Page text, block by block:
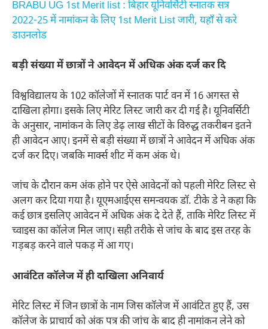
BRABU UG 1st Merit list : बिहार यूनिवर्सिटी स्नातक सत्र
2022-25 में नामांकन के लिए 1st Merit List जारी, यहाँ से करे
डाउनलोड
बड़ी संख्या में छात्रों ने आवेदन में अधिक अंक दर्ज कर दि
विश्वविद्यालय के 102 कॉलेजों में स्नातक पार्ट वन में 16 अगस्त से
दाखिला होगा। इसके लिए मेरिट लिस्ट जारी कर दी गई है। यूनिवर्सिटी
के अनुसार, नामांकन के लिए डेढ़ लाख सीटों के विरुद्ध तकरीबन इतने
ही आवेदन आए। इनमें से बड़ी संख्या में छात्रों ने आवेदन में अधिक अंक
दर्ज कर दिए। जबकि मार्क्स शीट में कम अंक थे।
जांच के दौरान कम अंक होने पर ऐसे आवेदनों को पहली मेरिट लिस्ट से
अलग कर दिया गया है। यूएमआईएस समन्वयक डॉ. टीके डे ने कहा कि
कई छात्र इसलिए आवेदन में अधिक अंक दे देते हैं, ताकि मेरिट लिस्ट में
च्वाइस का कॉलेज मिल जाए। सही तरीके से जांच के बाद इस तरह के
गड़बड़ करने वाले पकड़ में आ गए।
आवंटित कॉलेज में ही दाखिला अनिवार्य
मेरिट लिस्ट में जिन छात्रों के नाम जिस कॉलेज में आवंटित हुए हैं, उस
कॉलेज के प्राचार्य को अंक पत्र की जांच के बाद ही नामांकन लेने को